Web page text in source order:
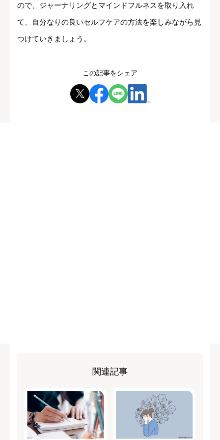
ので、ジャーナリングとマインドフルネスを取り入れ
て、自分なりの良いセルフケアの方法を楽しみながら見
つけていきましょう。
この記事をシェア
関連記事